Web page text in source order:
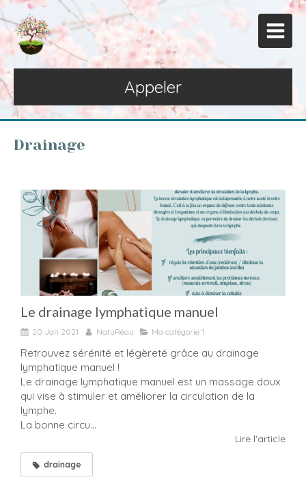
Appeler
Drainage
Le drainage lymphatique manuel
20 Jan 2021 NatuRéau Ma catégorie 1
Retrouvez sérénité et légèreté grâce au drainage
lymphatique manuel !
Le drainage lymphatique manuel est un massage doux
qui vise à stimuler et améliorer la circulation de la
lymphe.
La bonne circu...
Lire l'article
drainage